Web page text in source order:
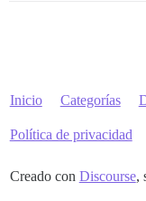
Inicio Categorías
Política de privacidad
Creado con Discourse,